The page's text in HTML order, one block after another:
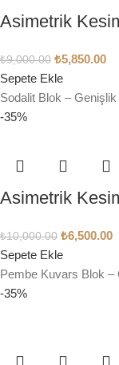
Asimetrik
₺9,000.00 ₺5,850.00
Sepete Ekle
Sodalit Blok –
-35%
Asimetrik
₺10,000.00 ₺6,500.00
Sepete Ekle
Pembe Kuvars Blok –
-35%